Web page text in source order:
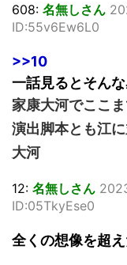
608: 名無しさん
ID:55v6Ew6L0
>>10
一話見るとそん
家康大河でここ
演出脚本とも江
大河
12: 名無しさん
ID:05TkyEse0
全くの想像を超